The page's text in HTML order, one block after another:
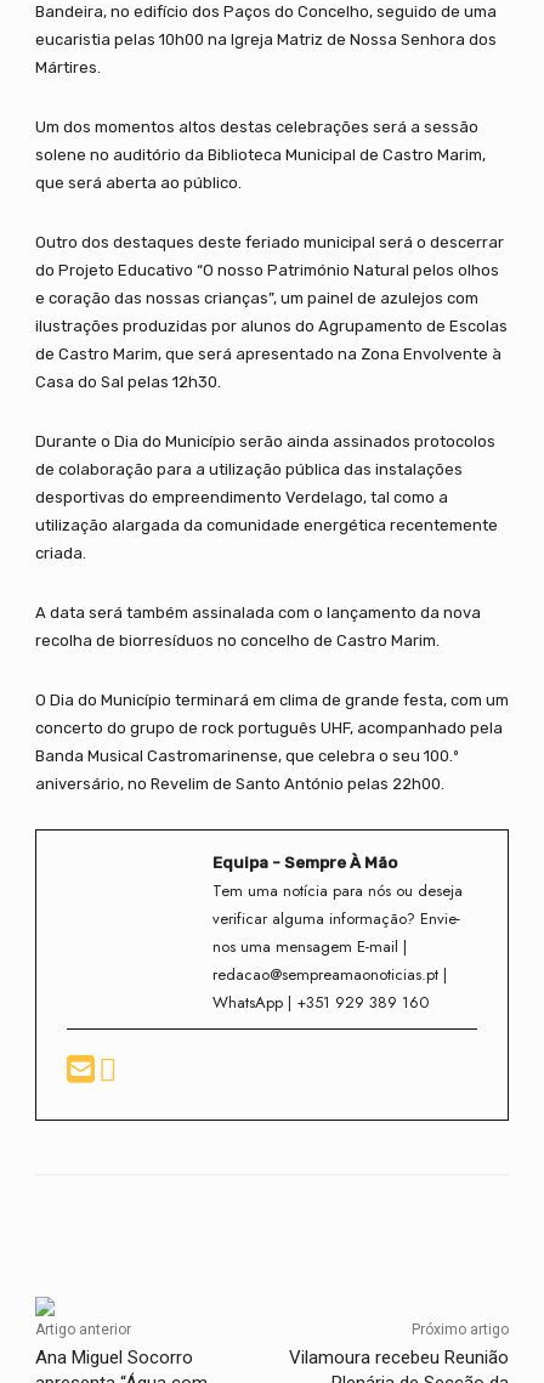
Bandeira, no edifício dos Paços do Concelho, seguido de uma
eucaristia pelas 10h00 na Igreja Matriz de Nossa Senhora dos
Mártires.
Um dos momentos altos destas celebrações será a sessão
solene no auditório da Biblioteca Municipal de Castro Marim,
que será aberta ao público.
Outro dos destaques deste feriado municipal será o descerrar
do Projeto Educativo “O nosso Património Natural pelos olhos
e coração das nossas crianças”, um painel de azulejos com
ilustrações produzidas por alunos do Agrupamento de Escolas
de Castro Marim, que será apresentado na Zona Envolvente à
Casa do Sal pelas 12h30.
Durante o Dia do Município serão ainda assinados protocolos
de colaboração para a utilização pública das instalações
desportivas do empreendimento Verdelago, tal como a
utilização alargada da comunidade energética recentemente
criada.
A data será também assinalada com o lançamento da nova
recolha de biorresíduos no concelho de Castro Marim.
O Dia do Município terminará em clima de grande festa, com um
concerto do grupo de rock português UHF, acompanhado pela
Banda Musical Castromarinense, que celebra o seu 100.º
aniversário, no Revelim de Santo António pelas 22h00.
Equipa - Sempre À Mão
Tem uma notícia para nós ou deseja
verificar alguma informação? Envie-
nos uma mensagem E-mail |
redacao@sempreamaonoticias.pt |
WhatsApp | +351 929 389 160
Artigo anterior
Ana Miguel Socorro
Próximo artigo
Vilamoura recebeu Reunião